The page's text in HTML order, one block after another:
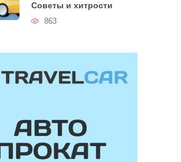
Советы и хитрости
863